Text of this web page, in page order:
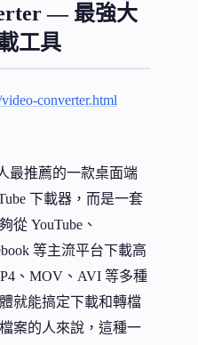
— 最強大
工具
converter.html
最推薦的一款桌面端
下載器，而是一套
從 YouTube、
等主流平台下載高
、MOV、AVI 等多種
就能搞定下載和轉檔
案的人來說，這種一